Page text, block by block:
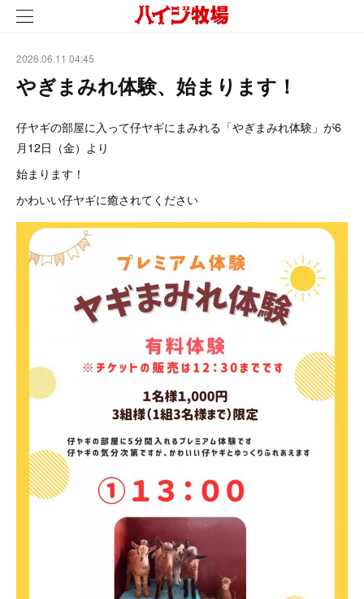
2026.06.11 04:45
やぎまみれ体験、始まります！
仔ヤギの部屋に入って仔ヤギにまみれる「やぎまみれ体験」が6
月12日（金）より
始まります！
かわいい仔ヤギに癒されてください